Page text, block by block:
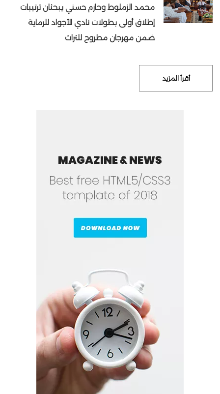
محمد الزملوط وحازم حسني يبحثان ترتيبات
إطلاق أولى بطولات نادي الأجواد للرماية
ضمن مهرجان مطروح للتراث
أقرأ المزيد